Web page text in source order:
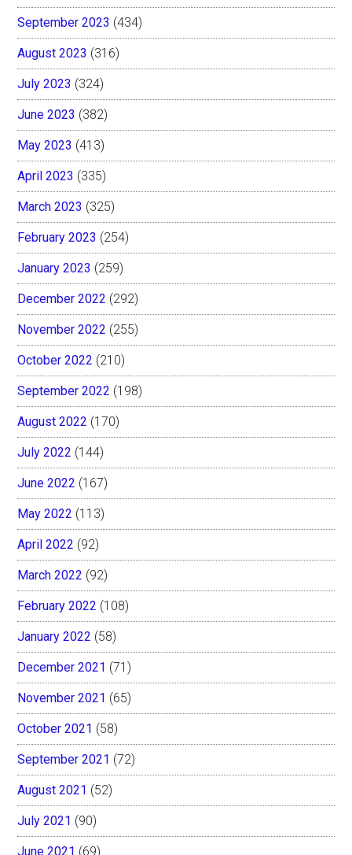
September 2023 (434)
August 2023 (316)
July 2023 (324)
June 2023 (382)
May 2023 (413)
April 2023 (335)
March 2023 (325)
February 2023 (254)
January 2023 (259)
December 2022 (292)
November 2022 (255)
October 2022 (210)
September 2022 (198)
August 2022 (170)
July 2022 (144)
June 2022 (167)
May 2022 (113)
April 2022 (92)
March 2022 (92)
February 2022 (108)
January 2022 (58)
December 2021 (71)
November 2021 (65)
October 2021 (58)
September 2021 (72)
August 2021 (52)
July 2021 (90)
June 2021 (69)